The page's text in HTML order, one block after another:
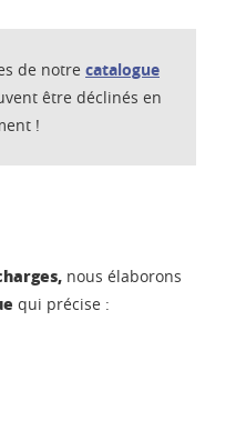
de notre catalogue
être déclinés en
!
nous élaborons
qui précise :